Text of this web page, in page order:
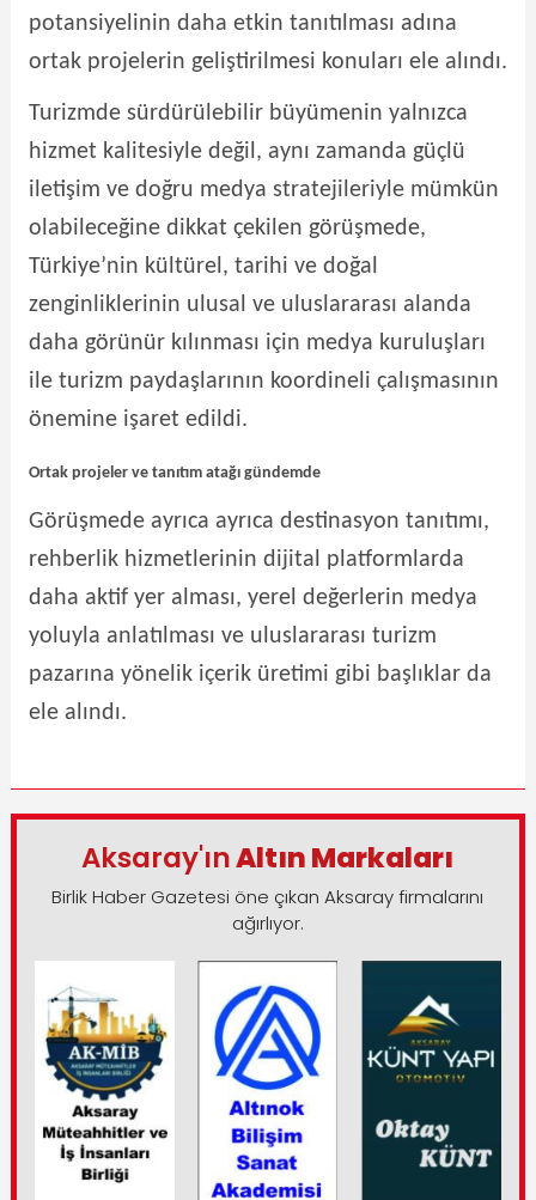
potansiyelinin daha etkin tanıtılması adına
ortak projelerin geliştirilmesi konuları ele alındı.
Turizmde sürdürülebilir büyümenin yalnızca
hizmet kalitesiyle değil, aynı zamanda güçlü
iletişim ve doğru medya stratejileriyle mümkün
olabileceğine dikkat çekilen görüşmede,
Türkiye’nin kültürel, tarihi ve doğal
zenginliklerinin ulusal ve uluslararası alanda
daha görünür kılınması için medya kuruluşları
ile turizm paydaşlarının koordineli çalışmasının
önemine işaret edildi.
Ortak projeler ve tanıtım atağı gündemde
Görüşmede ayrıca ayrıca destinasyon tanıtımı,
rehberlik hizmetlerinin dijital platformlarda
daha aktif yer alması, yerel değerlerin medya
yoluyla anlatılması ve uluslararası turizm
pazarına yönelik içerik üretimi gibi başlıklar da
ele alındı.
Aksaray'ınAltın Markaları
Birlik Haber Gazetesi öne çıkan Aksaray firmalarını
ağırlıyor.